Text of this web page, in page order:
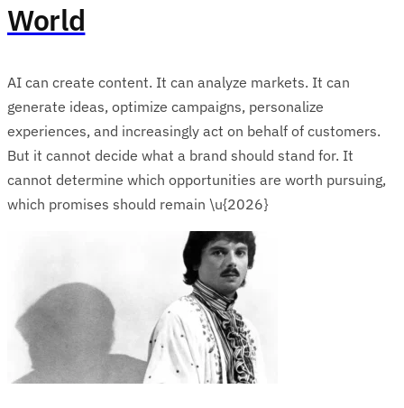
World
AI can create content. It can analyze markets. It can
generate ideas, optimize campaigns, personalize
experiences, and increasingly act on behalf of customers.
But it cannot decide what a brand should stand for. It
cannot determine which opportunities are worth pursuing,
which promises should remain \u{2026}